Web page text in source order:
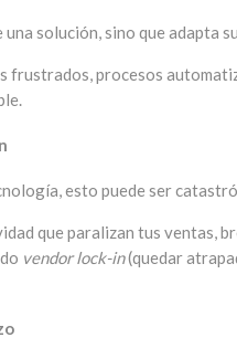
solución, sino que adapta
frustrados, procesos
esto puede ser
que paralizan tus ventas,
vendor lock-in(quedar